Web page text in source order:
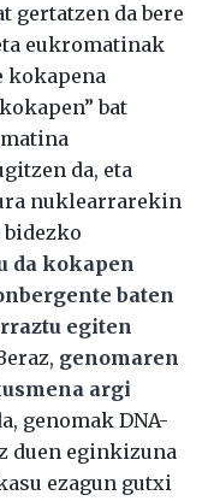
gertatzen da bere
eukromatinak
kokapena
bat
da, eta
nuklearrarekin
da kokapen
baten
egiten
genomaren
argi
genomak DNA-
duen eginkizuna
ezagun gutxi